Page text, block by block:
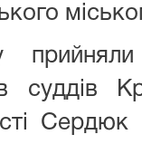
прийняли
суддів